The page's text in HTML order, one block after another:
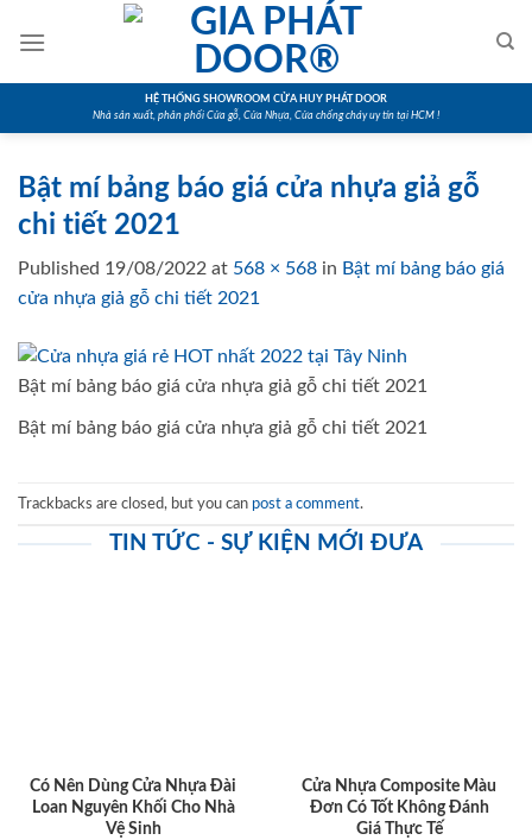
HỆ THỐNG SHOWROOM CỬA HUY PHÁT DOOR
Nhà sản xuất, phân phối Cửa gỗ, Cửa Nhựa, Cửa chống cháy uy tín tại HCM !
Bật mí bảng báo giá cửa nhựa giả gỗ
chi tiết 2021
Published 19/08/2022 at 568 × 568 in Bật mí bảng báo giá
cửa nhựa giả gỗ chi tiết 2021
Bật mí bảng báo giá cửa nhựa giả gỗ chi tiết 2021
Bật mí bảng báo giá cửa nhựa giả gỗ chi tiết 2021
Trackbacks are closed, but you can post a comment.
TIN TỨC - SỰ KIỆN MỚI ĐƯA
Có Nên Dùng Cửa Nhựa Đài
Loan Nguyên Khối Cho Nhà
Vệ Sinh
Cửa Nhựa Composite Màu
Đơn Có Tốt Không Đánh
Giá Thực Tế